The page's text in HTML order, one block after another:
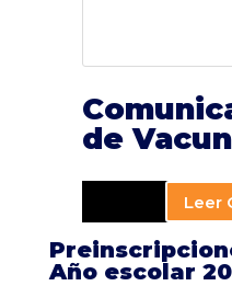
de
Leer
Año escolar